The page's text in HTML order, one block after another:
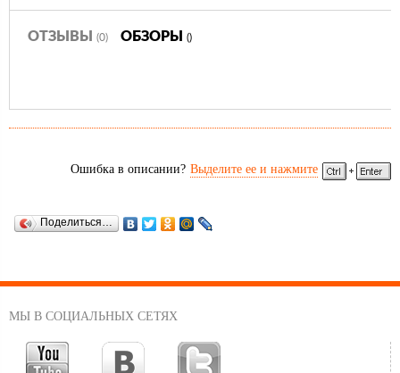
В комплекте идут 4 винта-барашка для крепления торцевых планок.
ОТЗЫВЫ (0) ОБЗОРЫ ()
Ошибка в описании? Выделите ее и нажмите
Поделиться…
МЫ В СОЦИАЛЬНЫХ СЕТЯХ